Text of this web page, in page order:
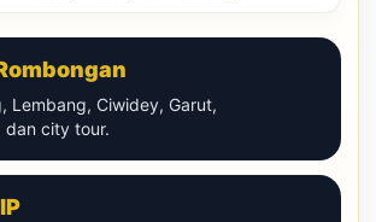
Lembang, Ciwidey, Garut,
dan city tour.